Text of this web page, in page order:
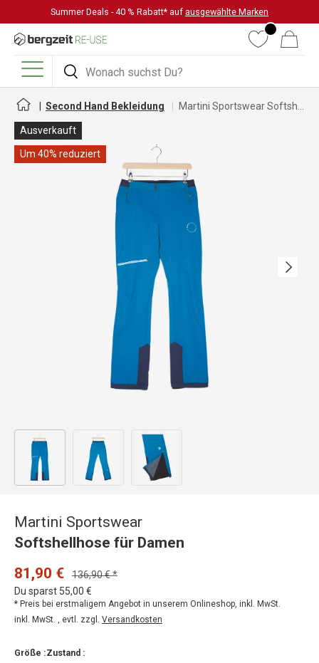
DIREKT ZUM INHALT
Summer Deals - 40 % Rabatt* auf ausgewählte Marken
Suchen
Suchen
WunschlisteWarenkorb
Menü
Second Hand Bekleidung
Ausverkauft
Um 40% reduziert
Nächste
Bild 1 in Galerieansicht laden
Martini Sportswear
Softshellhose für Damen
81,90 €
136,90 € *
Du sparst 55,00 €
* Preis bei erstmaligem Angebot in unserem Onlineshop, inkl. MwSt.
inkl. MwSt. , evtl. zzgl. Versandkosten
Größe :Zustand :